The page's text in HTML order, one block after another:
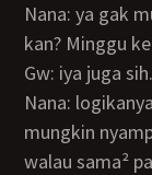
Nana: ya gak mungkin lah a, tapi omonganku terbukti
kan? Minggu
Gw: iya juga sih.
Nana: logikanya kalo gak ada perasaan lain gak
mungkin
walau sama²